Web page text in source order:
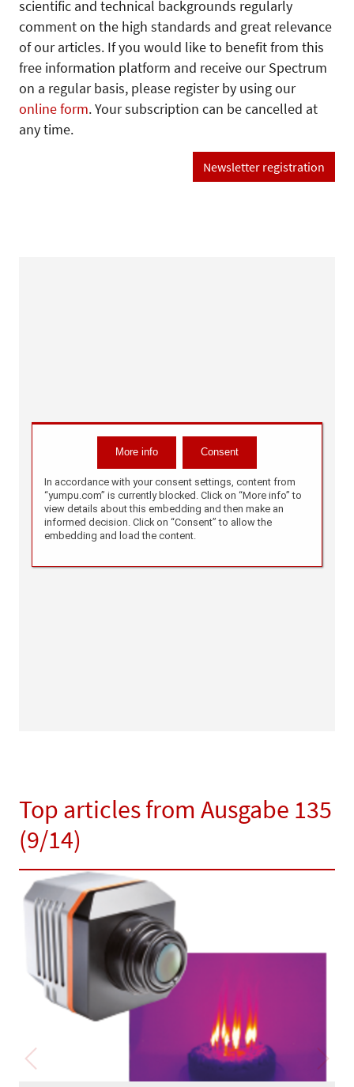
scientific and technical backgrounds regularly
comment on the high standards and great relevance
of our articles. If you would like to benefit from this
free information platform and receive our Spectrum
on a regular basis, please register by using our
online form. Your subscription can be cancelled at
any time.
Newsletter registration
Top articles from Ausgabe 135
(9/14)
Previous Next